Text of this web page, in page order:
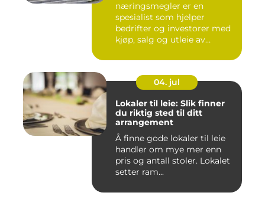
næringsmegler er en
spesialist som hjelper
bedrifter og investorer med
kjøp, salg og utleie av
04. jul
Lokaler til leie: Slik finner
du riktig sted til ditt
arrangement
Å finne gode lokaler til leie
handler om mye mer enn
pris og antall stoler. Lokalet
setter ram...